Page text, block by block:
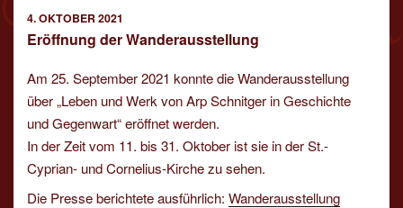
VERÖFFENTLICHT
AM
4. OKTOBER 2021
Eröffnung der Wanderausstellung
Am 25. September 2021 konnte die Wanderausstellung
über „Leben und Werk von Arp Schnitger in Geschichte
und Gegenwart“ eröffnet werden.
In der Zeit vom 11. bis 31. Oktober ist sie in der St.-
Cyprian- und Cornelius-Kirche zu sehen.
Die Presse berichtete ausführlich:Wanderausstellung